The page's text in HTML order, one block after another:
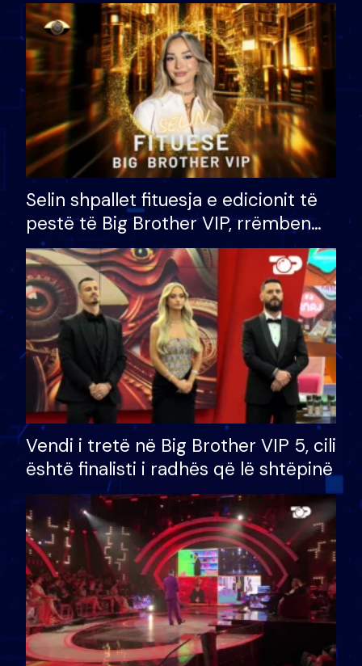
Selin shpallet fituesja e edicionit të
pestë të Big Brother VIP, rrëmben
çmimin e madh prej 100 mijë eurosh
Vendi i tretë në Big Brother VIP 5, cili
është finalisti i radhës që lë shtëpinë